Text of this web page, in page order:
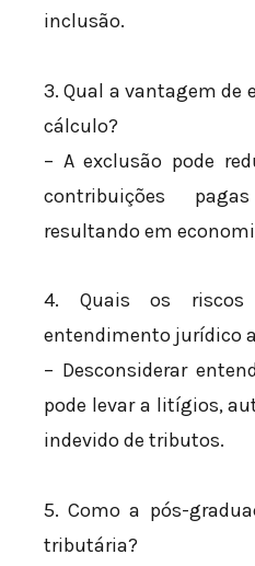
inclusão.
3. Qual a vantagem de
cálculo?
– A exclusão pode
contribuições
resultando em
4. Quais os
entendimento jurídico
– Desconsiderar
pode levar a litígios,
indevido de tributos.
5. Como a pós-
tributária?